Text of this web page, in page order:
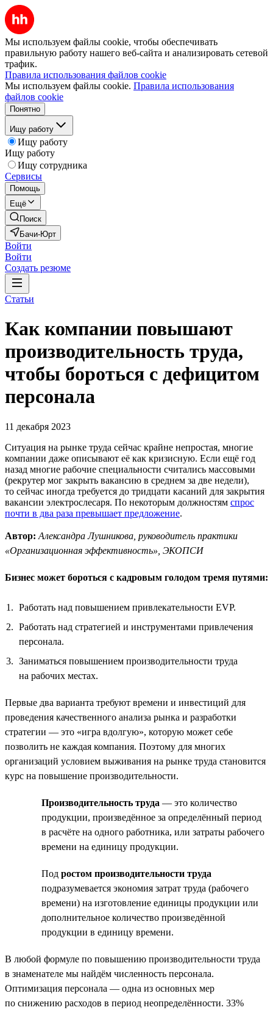
Мы используем файлы cookie, чтобы обеспечивать
правильную работу нашего веб-сайта и анализировать сетевой
трафик.
Правила использования файлов cookie
Мы используем файлы cookie. Правила использования
файлов cookie
Понятно
Ищу работу
Ищу работу
Ищу работу
Ищу сотрудника
Сервисы
Помощь
Ещё
Поиск
Бачи-Юрт
Войти
Войти
Создать резюме
Статьи
Как компании повышают
производительность труда,
чтобы бороться с дефицитом
персонала
11 декабря 2023
Ситуация на рынке труда сейчас крайне непростая, многие
компании даже описывают её как кризисную. Если ещё год
назад многие рабочие специальности считались массовыми
(рекрутер мог закрыть вакансию в среднем за две недели),
то сейчас иногда требуется до тридцати касаний для закрытия
вакансии электрослесаря. По некоторым должностям спрос
почти в два раза превышает предложение.
Автор: Александра Лушникова, руководитель практики
«Организационная эффективность», ЭКОПСИ
Бизнес может бороться с кадровым голодом тремя путями:
Работать над повышением привлекательности EVP.
Работать над стратегией и инструментами привлечения
персонала.
Заниматься повышением производительности труда
на рабочих местах.
Первые два варианта требуют времени и инвестиций для
проведения качественного анализа рынка и разработки
стратегии — это «игра вдолгую», которую может себе
позволить не каждая компания. Поэтому для многих
организаций условием выживания на рынке труда становится
курс на повышение производительности.
Производительность труда — это количество
продукции, произведённое за определённый период
в расчёте на одного работника, или затраты рабочего
времени на единицу продукции.
Под ростом производительности труда
подразумевается экономия затрат труда (рабочего
времени) на изготовление единицы продукции или
дополнительное количество произведённой
продукции в единицу времени.
В любой формуле по повышению производительности труда
в знаменателе мы найдём численность персонала.
Оптимизация персонала — одна из основных мер
по снижению расходов в период неопределённости. 33%